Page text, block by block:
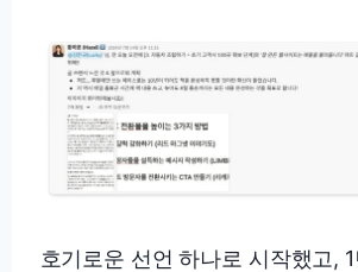
호기로운 선언 하나로 시작했고,